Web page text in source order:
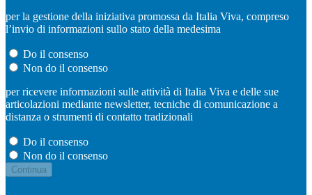
per la gestione della iniziativa promossa da Italia Viva, compreso
l’invio di informazioni sullo stato della medesima
Do il consenso
Non do il consenso
per ricevere informazioni sulle attività di Italia Viva e delle sue
articolazioni mediante newsletter, tecniche di comunicazione a
distanza o strumenti di contatto tradizionali
Do il consenso
Non do il consenso